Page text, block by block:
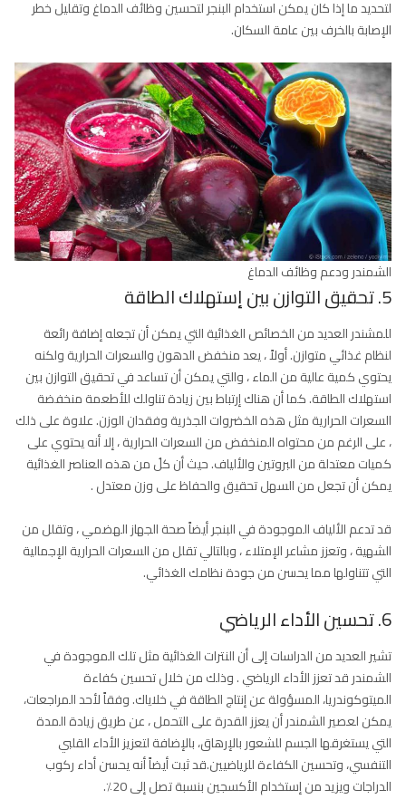
لتحديد ما إذا كان يمكن استخدام البنجر لتحسين وظائف الدماغ وتقليل خطر
الإصابة بالخرف بين عامة السكان.
الشمندر ودعم وظائف الدماغ
5. تحقيق التوازن بين إستهلاك الطاقة
للمشندر العديد من الخصائص الغذائية التي يمكن أن تجعله إضافة رائعة
لنظام غذائي متوازن. أولاً ، يعد منخفض الدهون والسعرات الحرارية ولكنه
يحتوي كمية عالية من الماء ، والتي يمكن أن تساعد في تحقيق التوازن بين
استهلاك الطاقة. كما أن هناك إرتباط بين زيادة تناولك للأطعمة منخفضة
السعرات الحرارية مثل هذه الخضروات الجذرية وفقدان الوزن. علاوة على ذلك
، على الرغم من محتواه المنخفض من السعرات الحرارية ، إلا أنه يحتوي على
كميات معتدلة من البروتين والألياف. حيث أن كلُ من هذه العناصر الغذائية
يمكن أن تجعل من السهل تحقيق والحفاظ على وزن معتدل .
قد تدعم الألياف الموجودة في البنجر أيضاً صحة الجهاز الهضمي ، وتقلل من
الشهية ، وتعزز مشاعر الإمتلاء ، وبالتالي تقلل من السعرات الحرارية الإجمالية
التي تتناولها مما يحسن من جودة نظامك الغذائي.
6. تحسين الأداء الرياضي
تشير العديد من الدراسات إلى أن النترات الغذائية مثل تلك الموجودة في
الشمندر قد تعزز الأداء الرياضي . وذلك من خلال تحسين كفاءة
الميتوكوندريا، المسؤولة عن إنتاج الطاقة في خلاياك. وفقاً لأحد المراجعات،
يمكن لعصير الشمندر أن يعزز القدرة على التحمل ، عن طريق زيادة المدة
التي يستغرقها الجسم للشعور بالإرهاق، بالإضافة لتعزيز الأداء القلبي
التنفسي، وتحسين الكفاءة للرياضيين.قد ثبت أيضاً أنه يحسن أداء ركوب
الدراجات ويزيد من إستخدام الأكسجين بنسبة تصل إلى 20٪.